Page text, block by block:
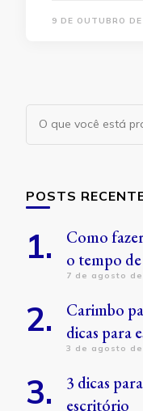
9 DE OUTUBRO
Procurando
algo?
POSTS
Como
o tempo
7 de agosto de
Carimbo
dicas para
3 de agosto de
3 dicas
escritório